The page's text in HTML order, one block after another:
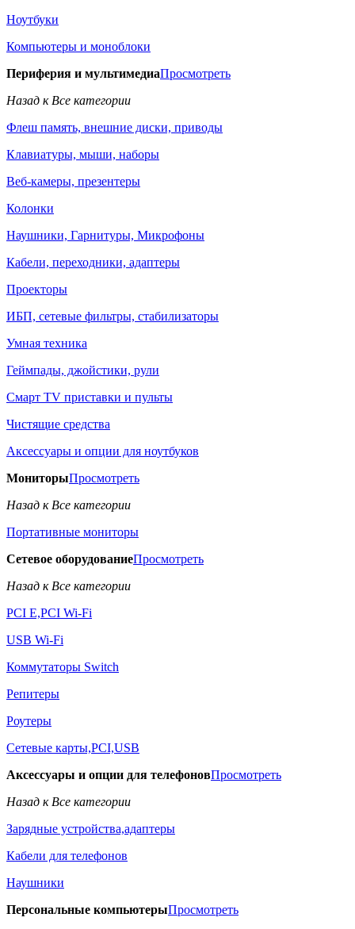
Ноутбуки
Компьютеры и моноблоки
Периферия и мультимедиаПросмотреть
Назад к Все категории
Флеш память, внешние диски, приводы
Клавиатуры, мыши, наборы
Веб-камеры, презентеры
Колонки
Наушники, Гарнитуры, Микрофоны
Кабели, переходники, адаптеры
Проекторы
ИБП, сетевые фильтры, стабилизаторы
Умная техника
Геймпады, джойстики, рули
Смарт TV приставки и пульты
Чистящие средства
Аксессуары и опции для ноутбуков
МониторыПросмотреть
Назад к Все категории
Портативные мониторы
Сетевое оборудованиеПросмотреть
Назад к Все категории
PCI E,PCI Wi-Fi
USB Wi-Fi
Коммутаторы Switch
Репитеры
Роутеры
Сетевые карты,PCI,USB
Аксессуары и опции для телефоновПросмотреть
Назад к Все категории
Зарядные устройства,адаптеры
Кабели для телефонов
Наушники
Персональные компьютерыПросмотреть